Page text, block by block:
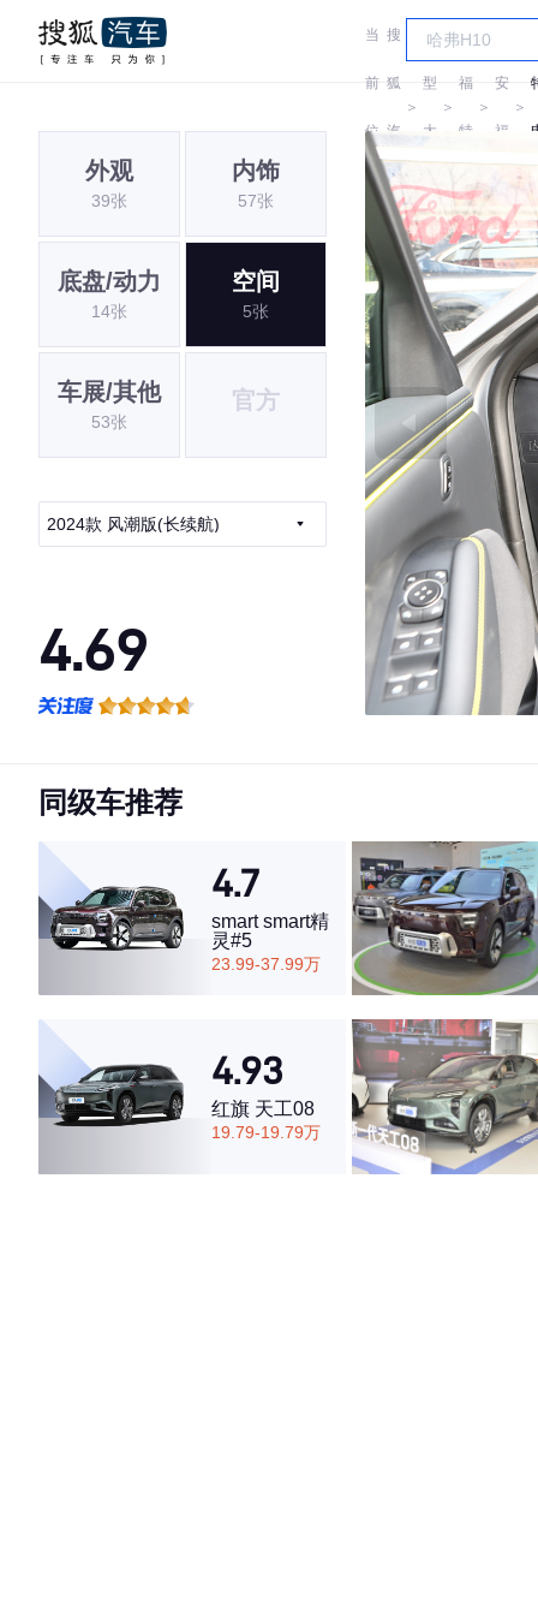
当
前
位
置:
搜
狐
汽
车
＞
车
型
大
＞
福
特
＞
安
福
＞
外观
39张
内饰
57张
底盘/动力
14张
空间
5张
车展/其他
53张
官方
2024款 风潮版(长续航)
4.69
·空间表现一般，低于71%同级车
同级车推荐
4.7
smart smart精
灵#5
23.99-37.99万
4.93
红旗 天工08
19.79-19.79万